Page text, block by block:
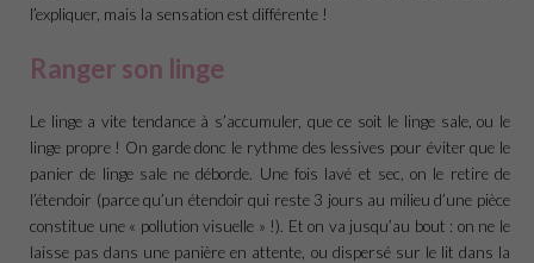
l’expliquer, mais la sensation est différente !
Ranger son linge
Le linge a vite tendance à s’accumuler, que ce soit le linge sale, ou le
linge propre ! On garde donc le rythme des lessives pour éviter que le
panier de linge sale ne déborde. Une fois lavé et sec, on le retire de
l’étendoir (parce qu’un étendoir qui reste 3 jours au milieu d’une pièce
constitue une « pollution visuelle » !). Et on va jusqu’au bout : on ne le
laisse pas dans une panière en attente, ou dispersé sur le lit dans la